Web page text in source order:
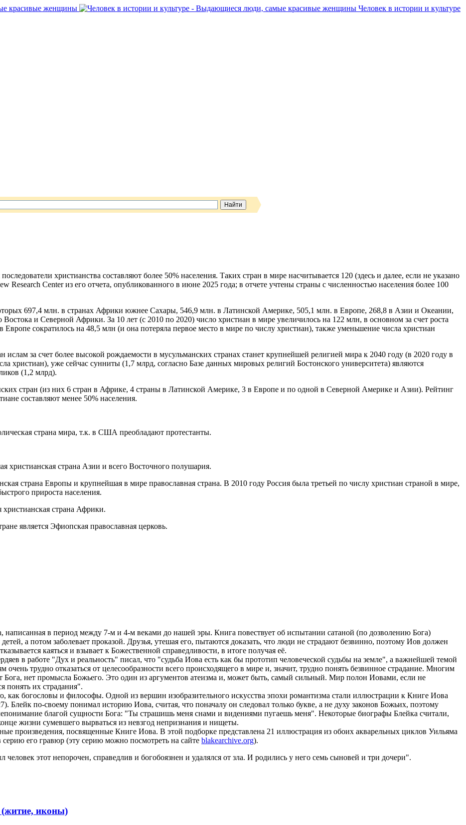
Человек в истории и культуре
христианства составляют более 50% населения. Таких стран в мире насчитывается 120 (здесь и далее, если не указано
Research Center из его отчета, опубликованного в июне 2025 года; в отчете учтены страны с численностью населения более 100
697,4 млн. в странах Африки южнее Сахары, 546,9 млн. в Латинской Америке, 505,1 млн. в Европе, 268,8 в Азии и Океании,
и Северной Африки. За 10 лет (с 2010 по 2020) число христиан в мире увеличилось на 122 млн, в основном за счет роста
Европе сократилось на 48,5 млн (и она потеряла первое место в мире по числу христиан), также уменьшение числа христиан
за счет более высокой рождаемости в мусульманских странах станет крупнейшей религией мира к 2040 году (в 2020 году в
христиан), уже сейчас сунниты (1,7 млрд, согласно Базе данных мировых религий Бостонского университета) являются
(1,2 млрд).
стран (из них 6 стран в Африке, 4 страны в Латинской Америке, 3 в Европе и по одной в Северной Америке и Азии). Рейтинг
составляют менее 50% населения.
страна мира, т.к. в США преобладают протестанты.
страна Азии и всего Восточного полушария.
страна Европы и крупнейшая в мире православная страна. В 2010 году Россия была третьей по числу христиан страной в мире,
прироста населения.
страна Африки.
является Эфиопская православная церковь.
написанная в период между 7-м и 4-м веками до нашей эры. Книга повествует об испытании сатаной (по дозволению Бога)
а потом заболевает проказой. Друзья, утешая его, пытаются доказать, что люди не страдают безвинно, поэтому Иов должен
каяться и взывает к Божественной справедливости, в итоге получая её.
в работе "Дух и реальность" писал, что "судьба Иова есть как бы прототип человеческой судьбы на земле", а важнейшей темой
трудно отказаться от целесообразности всего происходящего в мире и, значит, трудно понять безвинное страдание. Многим
Бога, нет промысла Божьего. Это один из аргументов атеизма и, может быть, самый сильный. Мир полон Иовами, если не
их страдания".
как богословы и философы. Одной из вершин изобразительного искусства эпохи романтизма стали иллюстрации к Книге Иова
Блейк по-своему понимал историю Иова, считая, что поначалу он следовал только букве, а не духу законов Божьих, поэтому
благой сущности Бога: "Ты страшишь меня снами и видениями пугаешь меня". Некоторые биографы Блейка считали,
жизни сумевшего вырваться из невзгод непризнания и нищеты.
произведения, посвященные Книге Иова. В этой подборке представлена 21 иллюстрация из обоих акварельных циклов Уильяма
его гравюр (эту серию можно посмотреть на сайте blakearchive.org).
этот непорочен, справедлив и богобоязнен и удалялся от зла. И родились у него семь сыновей и три дочери".
иконы)